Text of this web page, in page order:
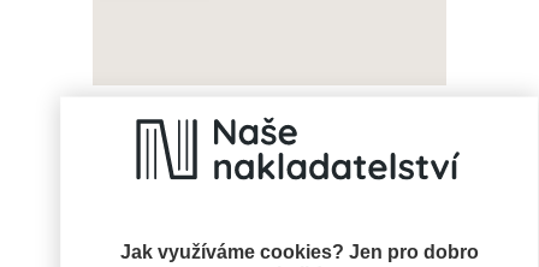
Jak využíváme cookies? Jen pro dobro
Duch domu
Ashburnů
Darcy Coates
Tolkienovi
hrdinové
David Day